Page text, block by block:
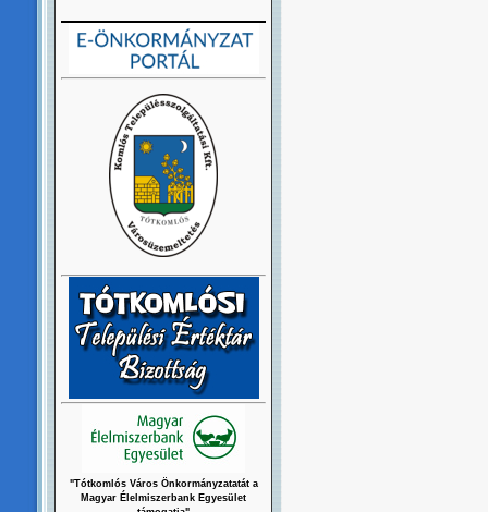
"Tótkomlós Város Önkormányzatatát a
Magyar Élelmiszerbank Egyesület